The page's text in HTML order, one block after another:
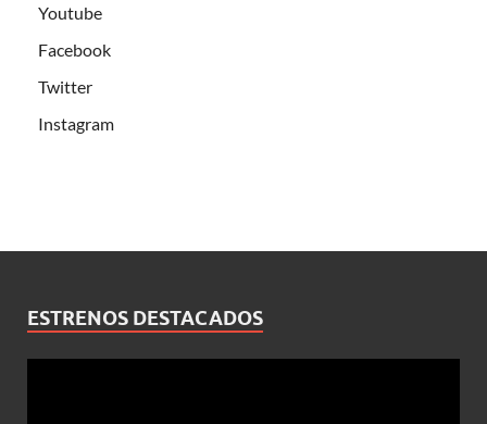
Youtube
Facebook
Twitter
Instagram
ESTRENOS DESTACADOS